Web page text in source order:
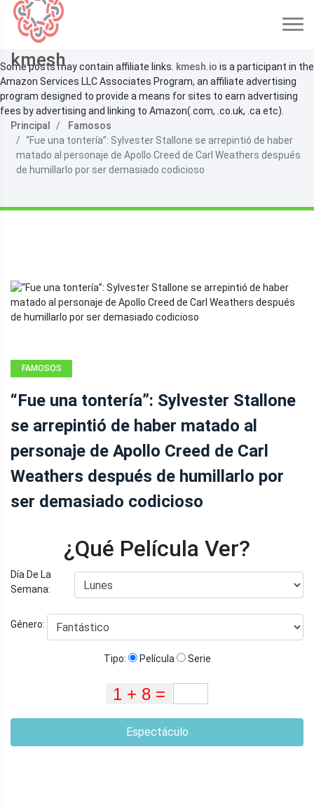
kmesh
Some posts may contain affiliate links. kmesh.io is a participant in the
Amazon Services LLC Associates Program, an affiliate advertising
program designed to provide a means for sites to earn advertising
fees by advertising and linking to Amazon(.com, .co.uk, .ca etc).
Principal
Famosos
“Fue una tontería”: Sylvester Stallone se arrepintió de haber
matado al personaje de Apollo Creed de Carl Weathers después
de humillarlo por ser demasiado codicioso
FAMOSOS
“Fue una tontería”: Sylvester Stallone
se arrepintió de haber matado al
personaje de Apollo Creed de Carl
Weathers después de humillarlo por
ser demasiado codicioso
¿Qué Película Ver?
Día De La
Semana:
Género:
Tipo: Película Serie
Espectáculo